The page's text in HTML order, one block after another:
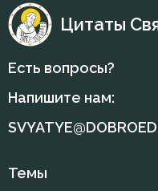
Грех
Девство
Цитаты
Есть вопросы?
Напишите нам:
Темы